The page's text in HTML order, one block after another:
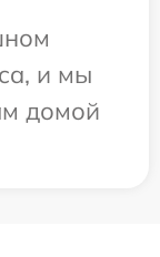
и мы
домой